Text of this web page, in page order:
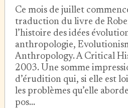
Ce mois de juillet
traduction du livre de
l’histoire des idées
anthropologie,
Anthropology. A Critical
2003. Une somme
d’érudition qui, si elle est
les problèmes qu’elle
pos…